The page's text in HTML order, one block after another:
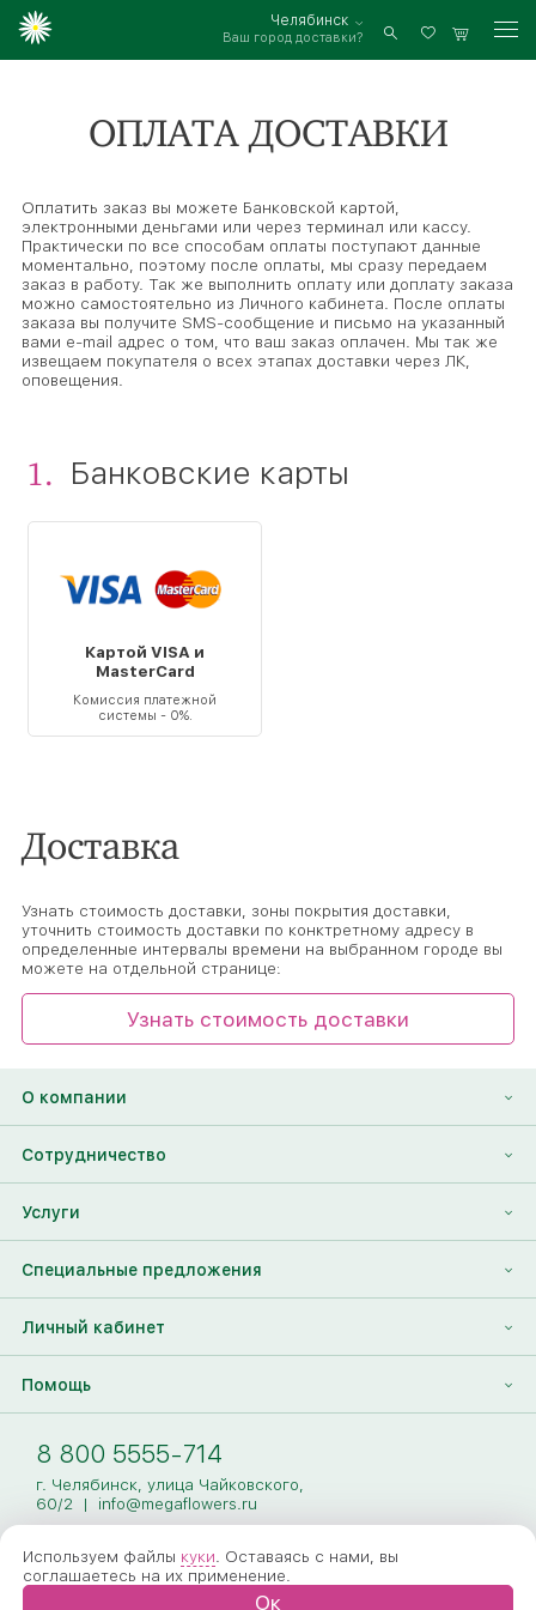
Челябинск
Ваш город доставки? Войти
ОПЛАТА ДОСТАВКИ
Оплатить заказ вы можете Банковской картой,
электронными деньгами или через терминал или кассу.
Практически по все способам оплаты поступают данные
моментально, поэтому после оплаты, мы сразу передаем
заказ в работу. Так же выполнить оплату или доплату заказа
можно самостоятельно из Личного кабинета. После оплаты
заказа вы получите SMS-сообщение и письмо на указанный
вами e-mail адрес о том, что ваш заказ оплачен. Мы так же
извещаем покупателя о всех этапах доставки через ЛК,
оповещения.
1. Банковские карты
Картой VISA и
MasterCard
Комиссия платежной
системы - 0%.
Доставка
Узнать стоимость доставки, зоны покрытия доставки,
уточнить стоимость доставки по конктретному адресу в
определенные интервалы времени на выбранном городе вы
можете на отдельной странице:
Узнать стоимость доставки
8 800 5555-714
г. Челябинск, улица Чайковского,
60/2 | info@megaflowers.ru
О компании
О нас
Контакты
Видеогалерея
Новости
Сотрудничество
Франшиза
Партнеры Megaflowers
Услуги
Найти друга
Доставка цветов за границу
Специальные предложения
Накопительные скидки
Личный кабинет
Вход
Помощь
Оплата
Гарантии
Как заказать
Используем файлы куки. Оставаясь с нами, вы
соглашаетесь на их применение.
Ок